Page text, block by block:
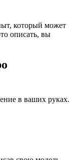
который может
описать, вы
в ваших руках.